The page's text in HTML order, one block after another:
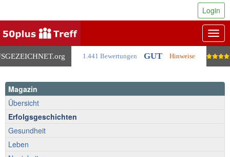
.org 1.441 Bewertungen GUT Hinweise
Login
Magazin
Übersicht
Erfolgsgeschichten
Gesundheit
Leben